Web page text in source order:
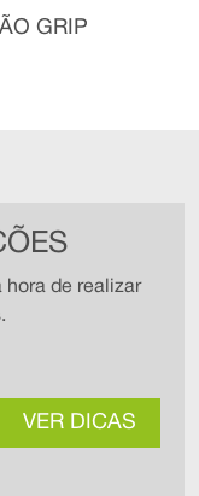
GRIP
de realizar
VER DICAS